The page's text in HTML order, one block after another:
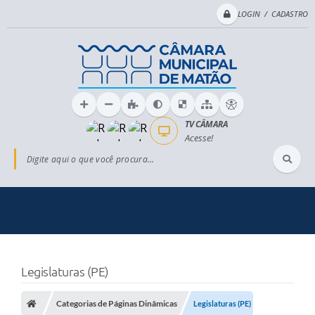
LOGIN / CADASTRO
Digite aqui o que você procura...
TV CÂMARA
Acesse!
Legislaturas (PE)
Categorias de Páginas Dinâmicas Legislaturas (PE)